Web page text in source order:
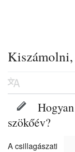
szökőév?
A csillagászati